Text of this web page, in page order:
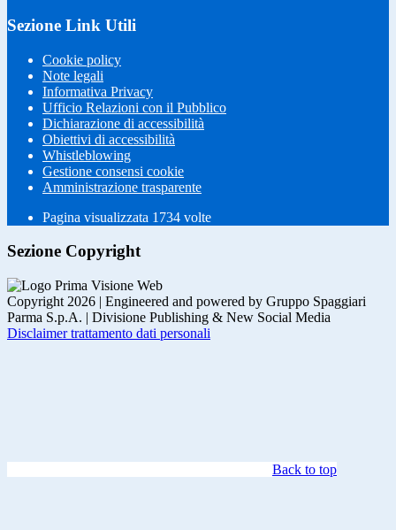
Sezione Link Utili
Cookie policy
Note legali
Informativa Privacy
Ufficio Relazioni con il Pubblico
Dichiarazione di accessibilità
Obiettivi di accessibilità
Whistleblowing
Gestione consensi cookie
Amministrazione trasparente
Pagina visualizzata 1734 volte
Sezione Copyright
Copyright 2026 | Engineered and powered by Gruppo Spaggiari
Parma S.p.A. | Divisione Publishing & New Social Media
Disclaimer trattamento dati personali
Back to top